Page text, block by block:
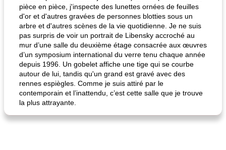
pièce en pièce, j'inspecte des lunettes ornées de feuilles
d'or et d'autres gravées de personnes blotties sous un
arbre et d'autres scènes de la vie quotidienne. Je ne suis
pas surpris de voir un portrait de Libensky accroché au
mur d’une salle du deuxième étage consacrée aux œuvres
d’un symposium international du verre tenu chaque année
depuis 1996. Un gobelet affiche une tige qui se courbe
autour de lui, tandis qu'un grand est gravé avec des
rennes espiègles. Comme je suis attiré par le
contemporain et l’inattendu, c’est cette salle que je trouve
la plus attrayante.